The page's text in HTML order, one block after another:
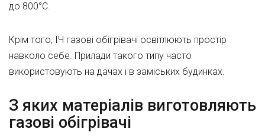
до 800°С.
Крім того, ІЧ газові обігрівачі освітлюють простір
навколо себе. Прилади такого типу часто
використовують на дачах і в заміських будинках.
З яких матеріалів виготовляють
газові обігрівачі